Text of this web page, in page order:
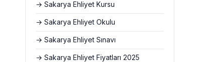
→ Sakarya Ehliyet Kursu
→ Sakarya Ehliyet Okulu
→ Sakarya Ehliyet Sınavı
→ Sakarya Ehliyet Fiyatları 2025